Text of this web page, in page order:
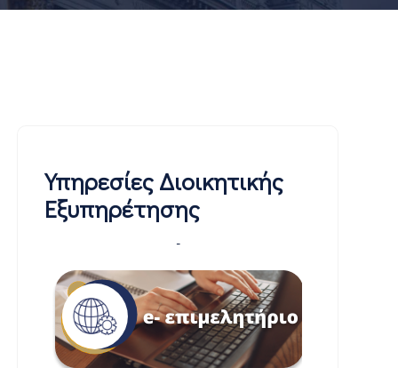
Υπηρεσίες Διοικητικής
Εξυπηρέτησης
-